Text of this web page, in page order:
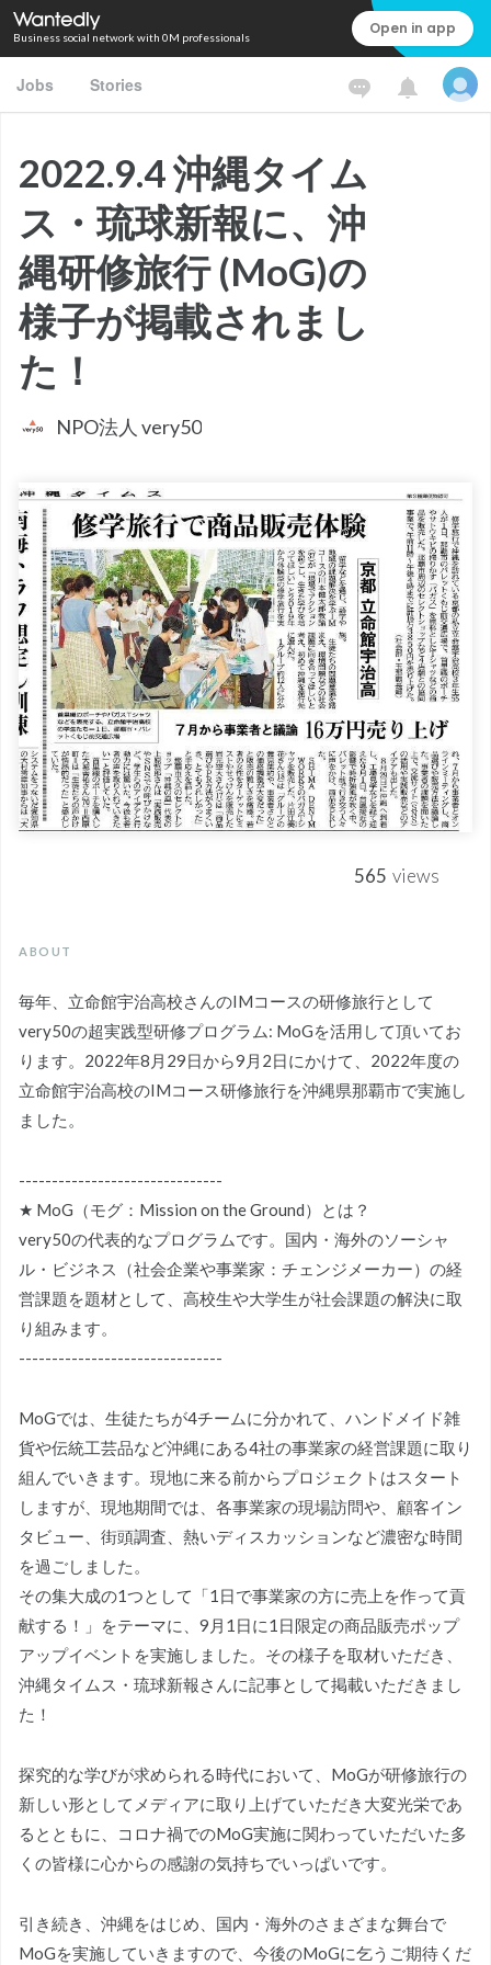
Business social network with 0M professionals Open in app
Jobs Stories
2022.9.4 沖縄タイム
ス・琉球新報に、沖
縄研修旅行 (MoG)の
様子が掲載されまし
た！
NPO法人 very50
565 views
ABOUT
毎年、立命館宇治高校さんのIMコースの研修旅行として
very50の超実践型研修プログラム: MoGを活用して頂いてお
ります。2022年8月29日から9月2日にかけて、2022年度の
立命館宇治高校のIMコース研修旅行を沖縄県那覇市で実施し
ました。
-------------------------------
★ MoG（モグ：Mission on the Ground）とは？
very50の代表的なプログラムです。国内・海外のソーシャ
ル・ビジネス（社会企業や事業家：チェンジメーカー）の経
営課題を題材として、高校生や大学生が社会課題の解決に取
り組みます。
-------------------------------
MoGでは、生徒たちが4チームに分かれて、ハンドメイド雑
貨や伝統工芸品など沖縄にある4社の事業家の経営課題に取り
組んでいきます。現地に来る前からプロジェクトはスタート
しますが、現地期間では、各事業家の現場訪問や、顧客イン
タビュー、街頭調査、熱いディスカッションなど濃密な時間
を過ごしました。
その集大成の1つとして「1日で事業家の方に売上を作って貢
献する！」をテーマに、9月1日に1日限定の商品販売ポップ
アップイベントを実施しました。その様子を取材いただき、
沖縄タイムス・琉球新報さんに記事として掲載いただきまし
た！
探究的な学びが求められる時代において、MoGが研修旅行の
新しい形としてメディアに取り上げていただき大変光栄であ
るとともに、コロナ禍でのMoG実施に関わっていただいた多
くの皆様に心からの感謝の気持ちでいっぱいです。
引き続き、沖縄をはじめ、国内・海外のさまざまな舞台で
MoGを実施していきますので、今後のMoGに乞うご期待くだ